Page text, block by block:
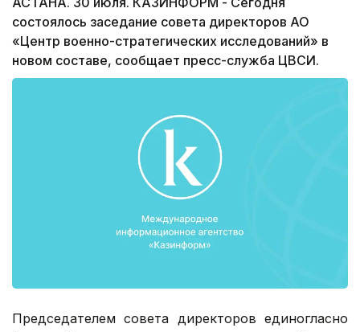
состоялось заседание совета директоров АО
«Центр военно-стратегических исследований» в
новом составе, сообщает пресс-служба ЦВСИ.
Председателем совета директоров единогласно